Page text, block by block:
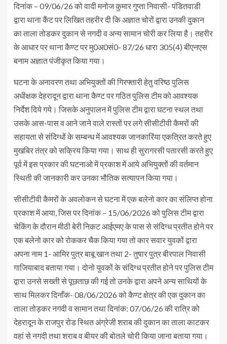
दिनांक – 09/06/26 को वादी मनोज कुमार गुप्ता निवासी- पंडितवाडी
द्वारा थाना कैंट पर लिखित तहरीर दी कि अज्ञात चोरों द्वारा उनकी दुकान
का ताला तोडकर दुकान से नगदी व अन्य सामान चोरी कर लिया है। तहरीर
के आधार पर थाना कैण्ट पर मु0अ0सं0- 87/26 धारा 305(4) बीएनएस
बनाम अज्ञात पंजीकृत किया गया।
घटना के अनावरण तथा अभियुक्तों की गिरफ्तारी हेतु वरिष्ठ पुलिस
अधीक्षक देहरादून द्वारा थाना कैण्ट पर गठित पुलिस टीम को आवश्यक
निर्देश दिये गये। जिसके अनुपालन में पुलिस टीम द्वारा घटना स्थल तथा
उसके आस-पास व आने जाने वाले रास्तों पर लगे सीसीटीवी कैमरों की
सहायता से संदिग्धों के सम्बन्ध में आवश्यक जानकारिंया एकत्रित करते हुए
मुखबिर तंत्र को सक्रिय किया गया। साथ ही सुरागरसी पतारसी करते हुए
पूर्व में इस प्रकार की घटनाओ में प्रकाश में आये अभियुक्तों की वर्तमान
स्थिती की जानकारी कर उनका भौतिक सत्यापन किया गया।
सीसीटीवी कैमरों के अवलोकन से घटना में एक बलेनो कार का संलिप्त होना
प्रकाश में आया, जिस पर दिनांक – 15/06/2026 को पुलिस टीम द्वारा
चेकिंग के दौरान मीठी बेरी निकट आईएमए के पास से संदिग्ध प्रतीत होने पर
एक बलेनो कार को रोककर चैक किया गया तो कार सवार युवकों द्वारा
अपना नाम 1- आमिर पुत्र बाबू खान तथा 2- तुषार पुत्र बीरपाल निवासी
गाजियाबाद बताया गया। दोनो युवकों के संदिग्ध प्रतीत होने पर पुलिस टीम
द्वारा उनसे सख्ती से पूछताछ की गई तो उनके द्वारा अपने अन्य साथियों के
साथ मिलकर दिनाँक- 08/06/2026 को कैण्ट क्षेत्र की एक दुकान का
ताला तोड़कर नगदी व सामान तथा दिनांक: 07/06/26 की रात्रि को
देहरादून के राजपुर रोड स्थित अंग्रेजी शराब की दुकान का ताला काटकर
वहां से नगदी तथा शराब व बीयर की बोतले चोरी किया जाना बताया गया।